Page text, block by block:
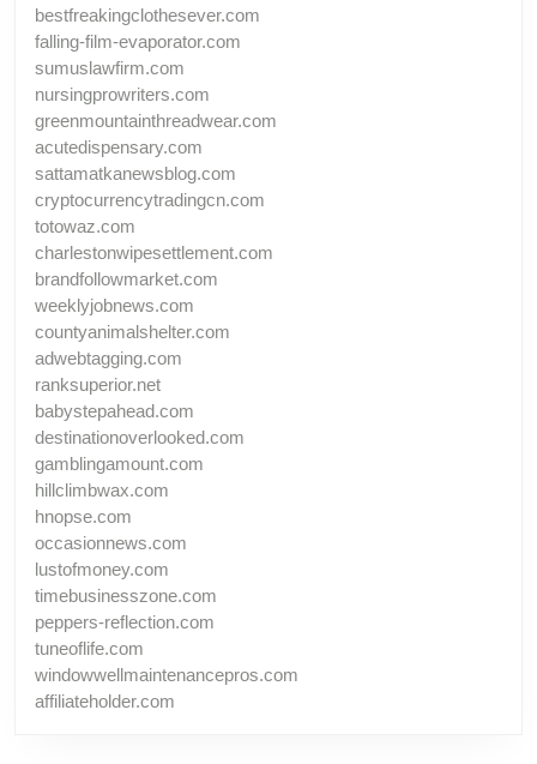
bestfreakingclothesever.com
falling-film-evaporator.com
sumuslawfirm.com
nursingprowriters.com
greenmountainthreadwear.com
acutedispensary.com
sattamatkanewsblog.com
cryptocurrencytradingcn.com
totowaz.com
charlestonwipesettlement.com
brandfollowmarket.com
weeklyjobnews.com
countyanimalshelter.com
adwebtagging.com
ranksuperior.net
babystepahead.com
destinationoverlooked.com
gamblingamount.com
hillclimbwax.com
hnopse.com
occasionnews.com
lustofmoney.com
timebusinesszone.com
peppers-reflection.com
tuneoflife.com
windowwellmaintenancepros.com
affiliateholder.com